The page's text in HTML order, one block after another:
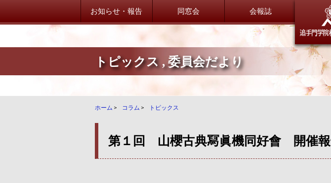
お知らせ・報告
山桜会からのお知らせ
山桜会からのお知らせ
卒業生だより！
学校・在校生だより
委員会だより
総務委員会
同窓会サポート委員会
同窓会 会報誌
トピックス, 委員会だより
ホーム > コラム > トピックス
第１回 山櫻古典冩眞機同好會 開催